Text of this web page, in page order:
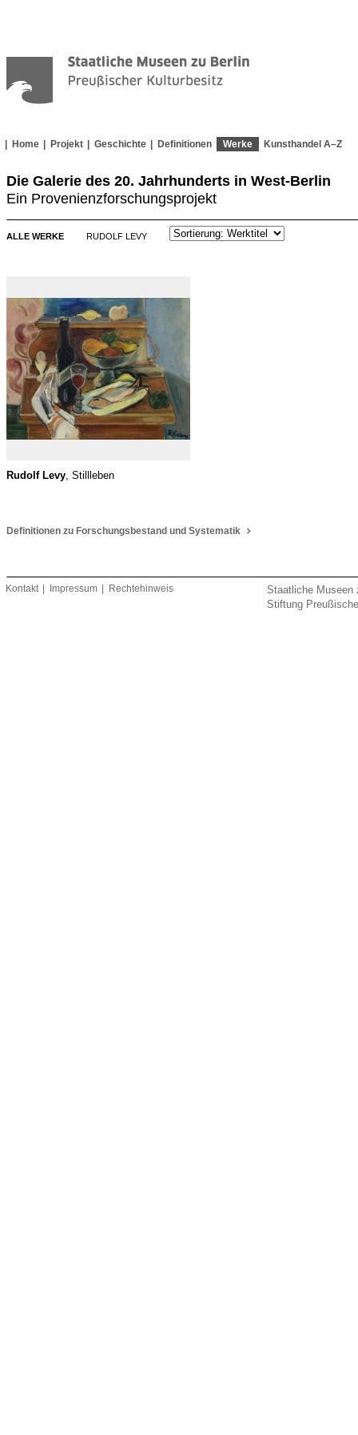
Home Projekt Geschichte Definitionen Werke Kunsthandel A–Z
Die Galerie des 20. Jahrhunderts in West-Berlin
Ein Provenienzforschungsprojekt
ALLE WERKE RUDOLF LEVY
Rudolf Levy , Stillleben
Definitionen zu Forschungsbestand und Systematik
Kontakt Impressum Rechtehinweis
Staatliche
Stiftung